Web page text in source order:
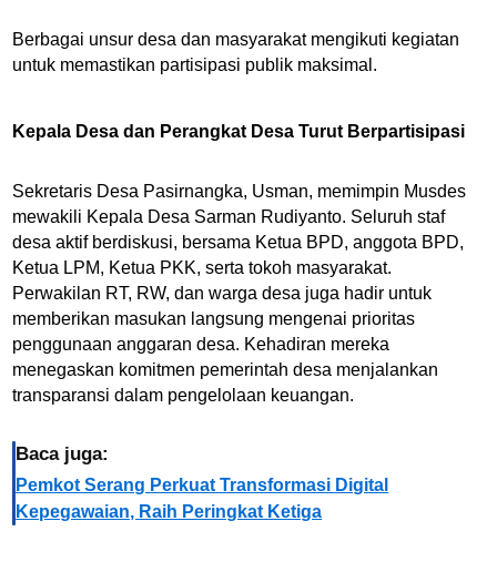
Berbagai unsur desa dan masyarakat mengikuti kegiatan
untuk memastikan partisipasi publik maksimal.
Kepala Desa dan Perangkat Desa Turut Berpartisipasi
Sekretaris Desa Pasirnangka, Usman, memimpin Musdes
mewakili Kepala Desa Sarman Rudiyanto. Seluruh staf
desa aktif berdiskusi, bersama Ketua BPD, anggota BPD,
Ketua LPM, Ketua PKK, serta tokoh masyarakat.
Perwakilan RT, RW, dan warga desa juga hadir untuk
memberikan masukan langsung mengenai prioritas
penggunaan anggaran desa. Kehadiran mereka
menegaskan komitmen pemerintah desa menjalankan
transparansi dalam pengelolaan keuangan.
Baca juga:
Pemkot Serang Perkuat Transformasi Digital
Kepegawaian, Raih Peringkat Ketiga